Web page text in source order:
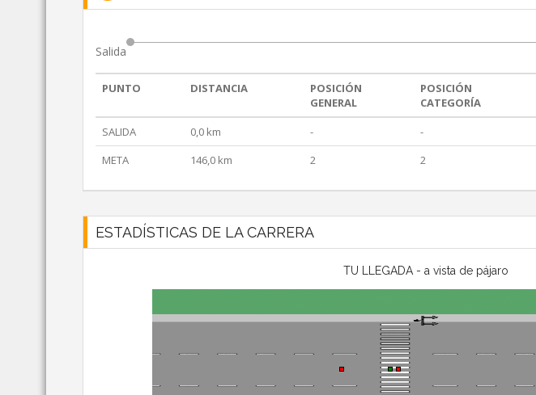
Salida
PUNTO DISTANCIA
POSICIÓN
GENERAL
POSICIÓN
CATEGORÍA
SALIDA 0,0 km - -
META
146,0 km 2 2
ESTADÍSTICAS DE LA CARRERA
TU LLEGADA - a vista de pájaro